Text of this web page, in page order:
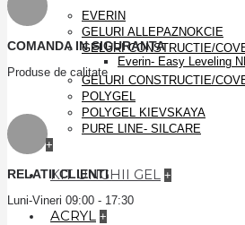
EVERIN
GELURI ALLEPAZNOKCIE
GELURI CONSTRUCTIE/
Everin- Easy Leveling
GELURI CONSTRUCTIE/
POLYGEL
POLYGEL KIEVSKAYA
PURE LINE- SILCARE
+
KIT UNGHII GEL +
ACRYL +
COMANDA IN SIGURANTA
Produse de calitate
RELATII CLIENTI
Luni-Vineri 09:00 - 17:30